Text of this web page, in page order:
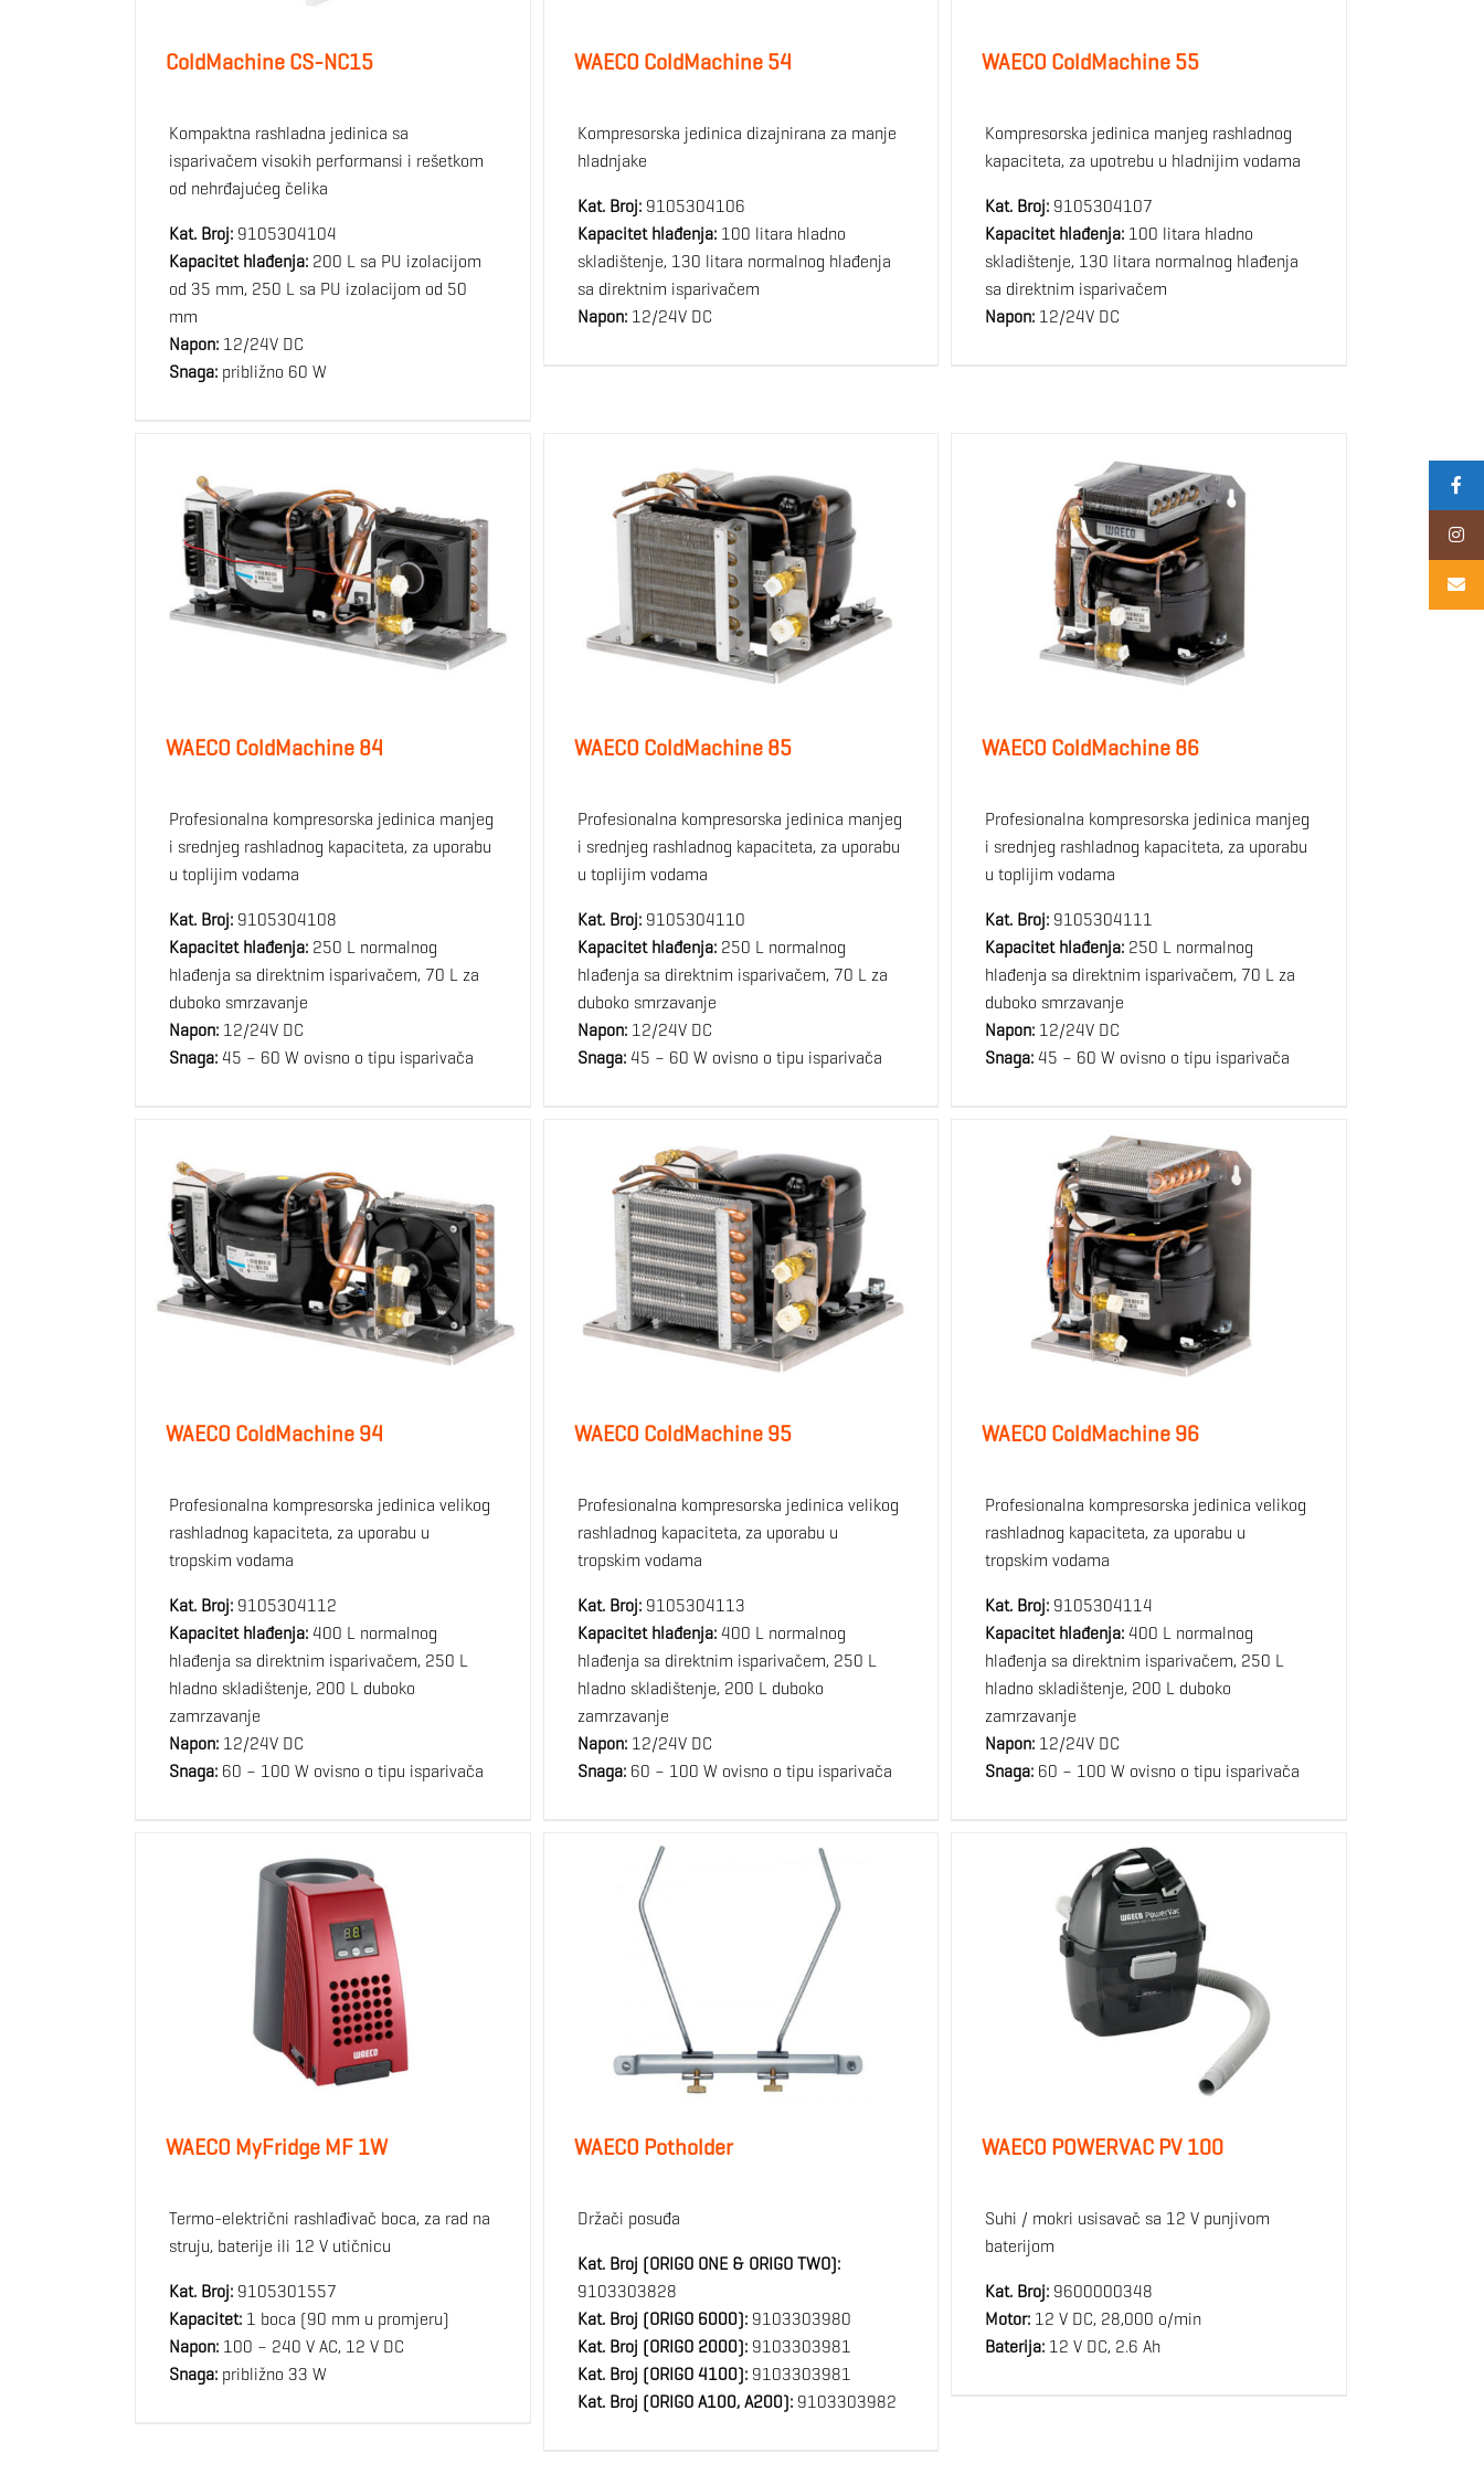
ColdMachine CS-NC15
Kompaktna rashladna jedinica sa
isparivačem visokih performansi i rešetkom
od nehrđajućeg čelika
Kat. Broj: 9105304104
Kapacitet hlađenja: 200 L sa PU izolacijom
od 35 mm, 250 L sa PU izolacijom od 50
mm
Napon: 12/24V DC
Snaga: približno 60 W
WAECO ColdMachine 54
Kompresorska jedinica dizajnirana za manje
hladnjake
Kat. Broj:9105304106
Kapacitet hlađenja:100 litara hladno
skladištenje, 130 litara normalnog hlađenja
sa direktnim isparivačem
Napon:12/24V DC
WAECO ColdMachine 55
Kompresorska jedinica manjeg rashladnog
kapaciteta, za upotrebu u hladnijim vodama
Kat. Broj: 9105304107
Kapacitet hlađenja: 100 litara hladno
skladištenje, 130 litara normalnog hlađenja
sa direktnim isparivačem
Napon: 12/24V DC
WAECO ColdMachine 84
Profesionalna kompresorska jedinica manjeg
i srednjeg rashladnog kapaciteta, za uporabu
u toplijim vodama
Kat. Broj: 9105304108
Kapacitet hlađenja: 250 L normalnog
hlađenja sa direktnim isparivačem, 70 L za
duboko smrzavanje
Napon: 12/24V DC
Snaga: 45 – 60 W ovisno o tipu isparivača
WAECO ColdMachine 85
Profesionalna kompresorska jedinica manjeg
i srednjeg rashladnog kapaciteta, za uporabu
u toplijim vodama
Kat. Broj:9105304110
Kapacitet hlađenja:250 L normalnog
hlađenja sa direktnim isparivačem, 70 L za
duboko smrzavanje
Napon:12/24V DC
Snaga:45 – 60 W ovisno o tipu isparivača
WAECO ColdMachine 86
Profesionalna kompresorska jedinica manjeg
i srednjeg rashladnog kapaciteta, za uporabu
u toplijim vodama
Kat. Broj: 9105304111
Kapacitet hlađenja: 250 L normalnog
hlađenja sa direktnim isparivačem, 70 L za
duboko smrzavanje
Napon: 12/24V DC
Snaga: 45 – 60 W ovisno o tipu isparivača
WAECO ColdMachine 94
Profesionalna kompresorska jedinica velikog
rashladnog kapaciteta, za uporabu u
tropskim vodama
Kat. Broj: 9105304112
Kapacitet hlađenja: 400 L normalnog
hlađenja sa direktnim isparivačem, 250 L
hladno skladištenje, 200 L duboko
zamrzavanje
Napon: 12/24V DC
Snaga: 60 – 100 W ovisno o tipu isparivača
WAECO ColdMachine 95
Profesionalna kompresorska jedinica velikog
rashladnog kapaciteta, za uporabu u
tropskim vodama
Kat. Broj:9105304113
Kapacitet hlađenja:400 L normalnog
hlađenja sa direktnim isparivačem, 250 L
hladno skladištenje, 200 L duboko
zamrzavanje
Napon:12/24V DC
Snaga:60 – 100 W ovisno o tipu isparivača
WAECO ColdMachine 96
Profesionalna kompresorska jedinica velikog
rashladnog kapaciteta, za uporabu u
tropskim vodama
Kat. Broj: 9105304114
Kapacitet hlađenja: 400 L normalnog
hlađenja sa direktnim isparivačem, 250 L
hladno skladištenje, 200 L duboko
zamrzavanje
Napon: 12/24V DC
Snaga: 60 – 100 W ovisno o tipu isparivača
WAECO MyFridge MF 1W
Termo-električni rashlađivač boca, za rad na
struju, baterije ili 12 V utičnicu
Kat. Broj: 9105301557
Kapacitet: 1 boca (90 mm u promjeru)
Napon: 100 – 240 V AC, 12 V DC
Snaga: približno 33 W
WAECO Potholder
Držači posuđa
Kat. Broj (ORIGO ONE & ORIGO TWO):
9103303828
Kat. Broj (ORIGO 6000):9103303980
Kat. Broj (ORIGO 2000):9103303981
Kat. Broj (ORIGO 4100):9103303981
Kat. Broj (ORIGO A100, A200):9103303982
WAECO POWERVAC PV 100
Suhi / mokri usisavač sa 12 V punjivom
baterijom
Kat. Broj: 9600000348
Motor: 12 V DC, 28,000 o/min
Baterija: 12 V DC, 2.6 Ah